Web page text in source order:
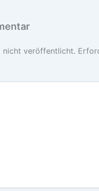
nicht veröffentlicht.